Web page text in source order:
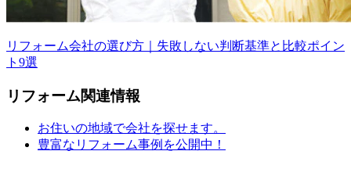
リフォーム会社の選び方｜失敗しない判断基準と比較ポイン
ト9選
リフォーム関連情報
お住いの地域で会社を探せます。
豊富なリフォーム事例を公開中！